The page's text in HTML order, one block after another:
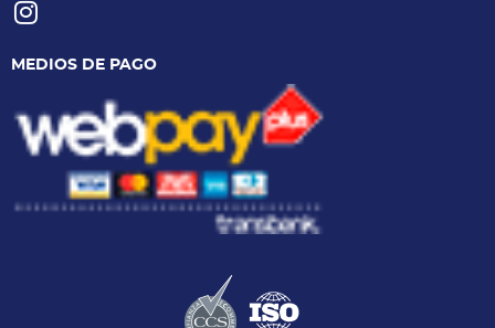
MEDIOS DE PAGO